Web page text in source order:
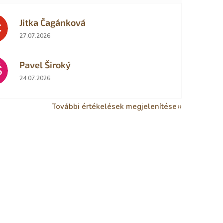
Jitka Čagánková
Az áruház értékelése 5-ből 5 csillag.
27.07.2026
Pavel Široký
Az áruház értékelése 5-ből 5 csillag.
24.07.2026
További értékelések megjelenítése